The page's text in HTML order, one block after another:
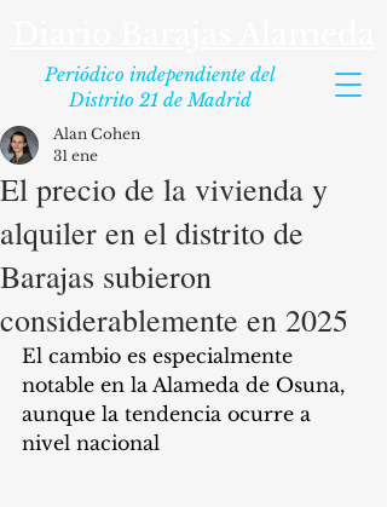
Periódico independiente del
Distrito 21 de Madrid
El precio de la vivienda y
alquiler en el distrito de
Barajas subieron
considerablemente en 2025
Alan Cohen
31 ene
El cambio es especialmente
notable en la Alameda de Osuna,
aunque la tendencia ocurre a
nivel nacional